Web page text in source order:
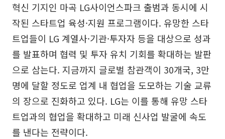
혁신 기지인 마곡 LG사이언스파크 출범과 동시에 시
작된 스타트업 육성·지원 프로그램이다. 유망한 스타
트업들이 LG 계열사·기관·투자자 등을 대상으로 성과
를 발표하며 협력 및 투자 유치 기회를 확대하는 발판
으로 삼는다. 지금까지 글로벌 참관객이 30개국, 3만
명에 달할 정도로 업계 내 협업을 도모하는 기술 교류
의 장으로 진화하고 있다. LG는 이를 통해 유망 스타
트업과의 협업을 확대하고 미래 신사업 발굴에 속도
를 낸다는 전략이다.